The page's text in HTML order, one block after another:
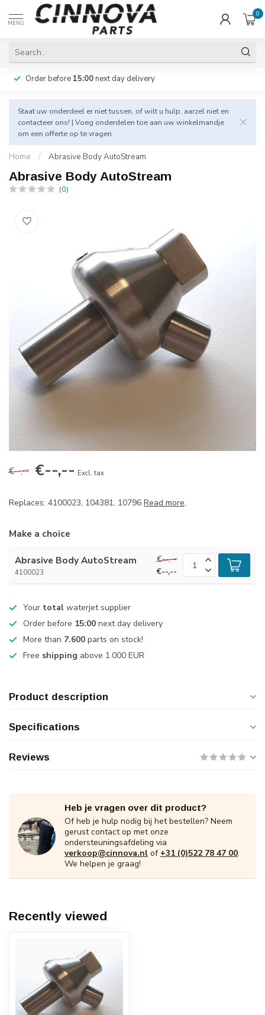
MENU
0
Order before 15:00next day delivery
Staat uw onderdeel er niet tussen, of wilt u hulp, aarzel niet en
contacteer ons! | Voeg onderdelen toe aan uw winkelmandje
om een offerte op te vragen.
Home / Abrasive Body AutoStream
Abrasive Body AutoStream
(0)
€--,-- €--,-- Excl. tax
Replaces: 4100023, 104381, 10796 Read more.
Make a choice
Abrasive Body AutoStream
4100023
€--,--
€--,--
Your total waterjet supplier
Order before 15:00 next day delivery
More than 7.600 parts on stock!
Free shipping above 1.000 EUR
Product description
Specifications
Reviews
Heb je vragen over dit product?
Of heb je hulp nodig bij het bestellen? Neem
gerust contact op met onze
ondersteuningsafdeling via
verkoop@cinnova.nl of +31 (0)522 78 47 00.
We helpen je graag!
Recently viewed